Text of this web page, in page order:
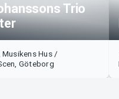
Trio
Hus /
Göteborg